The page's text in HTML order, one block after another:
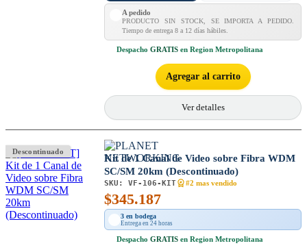
A pedido
PRODUCTO SIN STOCK, SE IMPORTA A PEDIDO.
Tiempo de entrega 8 a 12 días hábiles.
Despacho GRATIS en Region Metropolitana
Agregar al carrito
Ver detalles
Descontinuado
Kit de 1 Canal de Video sobre Fibra WDM
SC/SM 20km (Descontinuado)
SKU: VF-106-KIT #2 mas vendido
$345.187
3 en bodega
Entrega en 24 horas
Despacho GRATIS en Region Metropolitana